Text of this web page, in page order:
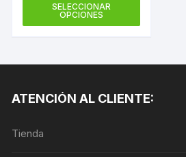
SELECCIONAR
OPCIONES
variantes.
opciones
ATENCIÓN AL CLIENTE:
Tienda